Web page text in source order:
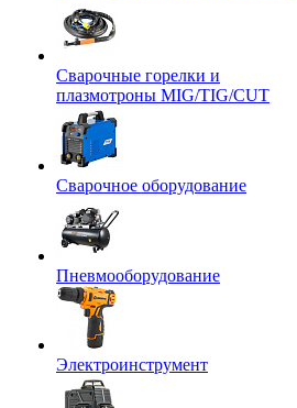
Сварочные горелки и
плазмотроны MIG/TIG/CUT
Сварочное оборудование
Пневмооборудование
Электроинструмент